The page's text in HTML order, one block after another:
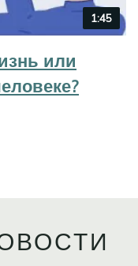
Video
duration
1:45
или